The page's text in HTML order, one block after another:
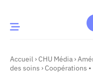
MOMENT
Accueil › CHU Média ›
des soins › Coopérations